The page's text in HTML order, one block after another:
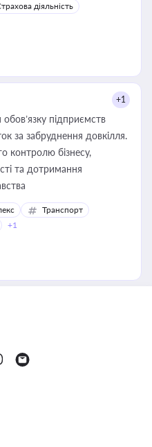
діяльність
+1
обов’язку підприємств
за забруднення довкілля.
контролю бізнесу,
та дотримання
Транспорт
+1